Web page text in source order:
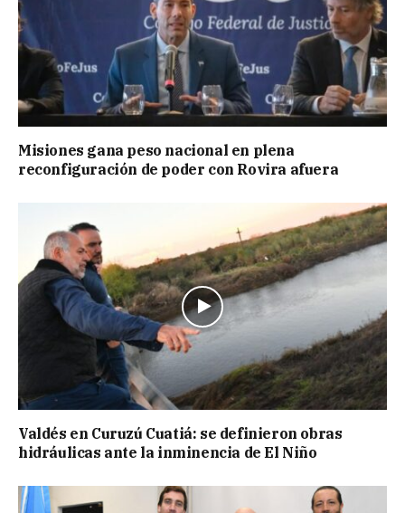
Misiones gana peso nacional en plena
reconfiguración de poder con Rovira afuera
Valdés en Curuzú Cuatiá: se definieron obras
hidráulicas ante la inminencia de El Niño